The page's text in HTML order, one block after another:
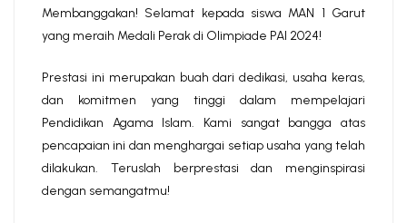
Membanggakan! Selamat kepada siswa MAN 1 Garut
yang meraih Medali Perak di Olimpiade PAI 2024!
Prestasi ini merupakan buah dari dedikasi, usaha keras,
dan komitmen yang tinggi dalam mempelajari
Pendidikan Agama Islam. Kami sangat bangga atas
pencapaian ini dan menghargai setiap usaha yang telah
dilakukan. Teruslah berprestasi dan menginspirasi
dengan semangatmu!